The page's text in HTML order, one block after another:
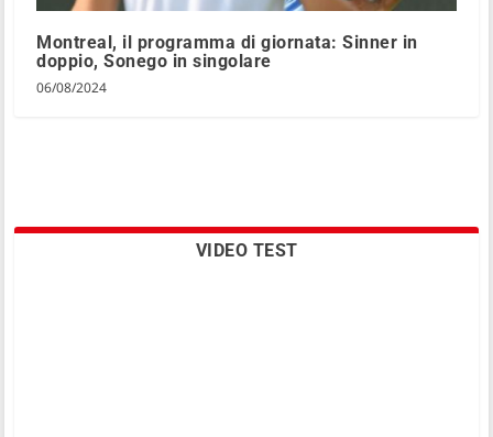
Montreal, il programma di giornata: Sinner in
doppio, Sonego in singolare
06/08/2024
VIDEO TEST